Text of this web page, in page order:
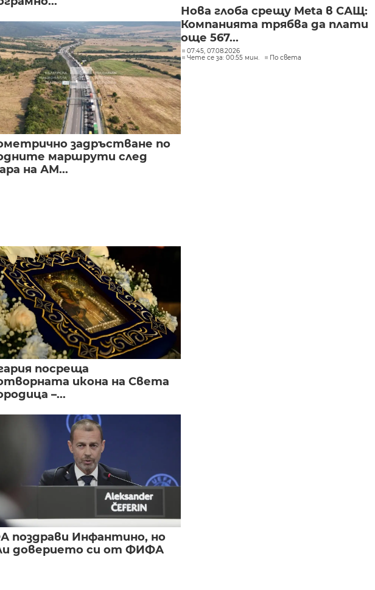
задръстване по
маршрути след
на АМ...
посреща
икона на Света
–...
поздрави Инфантино, но
доверието си от ФИФА
Нова глоба срещу Meta в САЩ:
Компанията трябва да плати
още 567...
07:45, 07.08.2026
Чете се за: 00:55 мин.
По света